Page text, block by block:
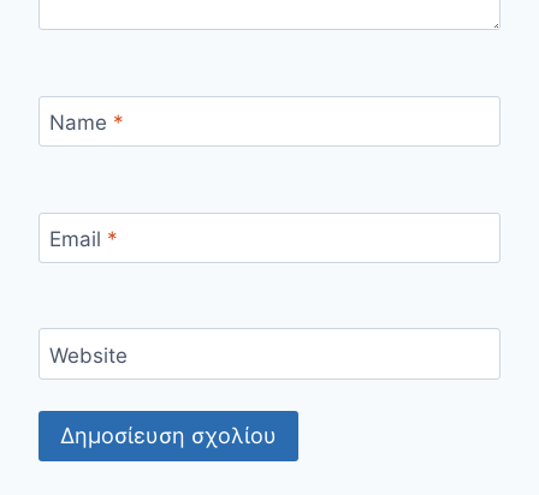
Name *
Email *
Website